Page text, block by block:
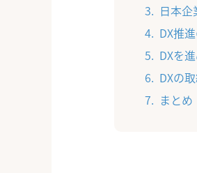
日本
DX推
DXを
DXの
まとめ